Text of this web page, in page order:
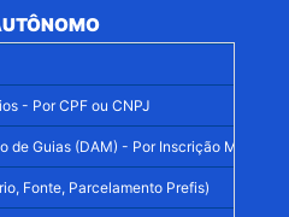
- Por CPF ou CNPJ
de Guias (DAM) - Por Inscrição Mercantil
Fonte, Parcelamento Prefis)